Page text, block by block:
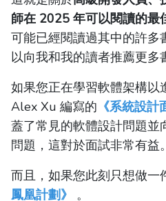
師在 2025 年可以閱讀的最
可能已經閱讀過其中的許多
以向我和我的讀者推薦更多
如果您正在學習軟體架構以
Alex Xu 編寫的 《系統設
蓋了常見的軟體設計問題並
問題，這對於面試非常有益。
而且，如果您此刻只想做一
鳳凰計劃》
。